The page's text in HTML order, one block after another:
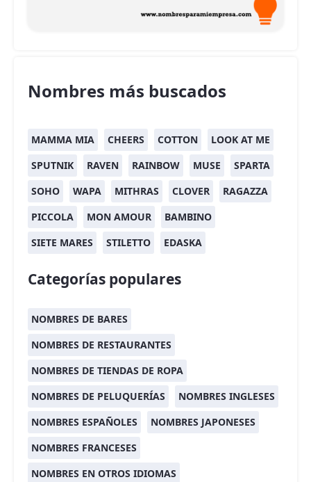
Nombres más buscados
MAMMA MIA CHEERS COTTON
LOOK AT ME
SPUTNIK
RAVEN RAINBOW MUSE
SPARTA
SOHO
WAPA MITHRAS CLOVER
RAGAZZA
PICCOLA
MON AMOUR
BAMBINO
SIETE MARES
STILETTO EDASKA
Categorías populares
NOMBRES DE BARES
NOMBRES DE RESTAURANTES
NOMBRES DE TIENDAS DE ROPA
NOMBRES DE PELUQUERÍAS
NOMBRES INGLESES
NOMBRES ESPAÑOLES
NOMBRES JAPONESES
NOMBRES FRANCESES
NOMBRES EN OTROS IDIOMAS